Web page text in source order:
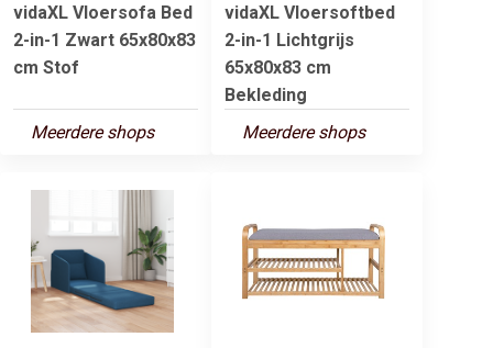
vidaXL Vloersofa Bed
2-in-1 Zwart 65x80x83
cm Stof
Meerdere shops
vidaXL Vloersoftbed
2-in-1 Lichtgrijs
65x80x83 cm
Bekleding
Meerdere shops